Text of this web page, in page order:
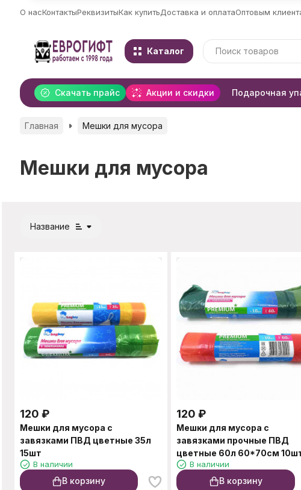
О насКонтактыРеквизитыКак купитьДоставка и оплатаОптовым
Каталог
Скачать прайс Акции и скидки Подарочная
Главная Мешки для мусора
Мешки для мусора
Название
120 ₽
Мешки для мусора с
завязками ПВД цветные 35л
15шт
В наличии
В корзину
120 ₽
Мешки для мусора с
завязками прочные ПВД
цветные 60л 60*70см
В наличии
В корзину